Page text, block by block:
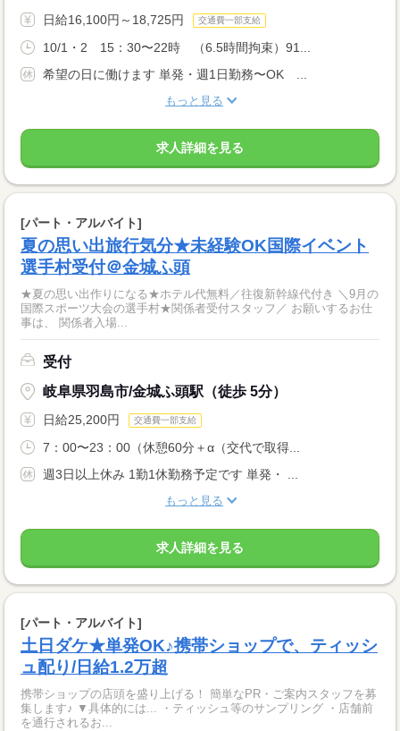
日給16,100円～18,725円 交通費一部支給
10/1・2 15：30〜22時 （6.5時間拘束）91...
希望の日に働けます 単発・週1日勤務〜OK ...
もっと見る
求人詳細を見る
[パート・アルバイト]
夏の思い出旅行気分★未経験OK国際イベント
選手村受付＠金城ふ頭
★夏の思い出作りになる★ホテル代無料／往復新幹線代付き ＼9月の
国際スポーツ大会の選手村★関係者受付スタッフ／ お願いするお仕
事は、 関係者入場...
受付
岐阜県羽島市/金城ふ頭駅（徒歩 5分）
日給25,200円 交通費一部支給
7：00〜23：00（休憩60分＋α（交代で取得...
週3日以上休み 1勤1休勤務予定です 単発・ ...
もっと見る
求人詳細を見る
[パート・アルバイト]
土日ダケ★単発OK♪携帯ショップで、ティッシ
ュ配り/日給1.2万超
携帯ショップの店頭を盛り上げる！ 簡単なPR・ご案内スタッフを募
集します♪ ▼具体的には... ・ティッシュ等のサンプリング ・店舗前
を通行されるお...